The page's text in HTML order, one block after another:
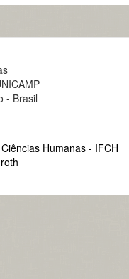
- Brasil
Humanas - IFCH